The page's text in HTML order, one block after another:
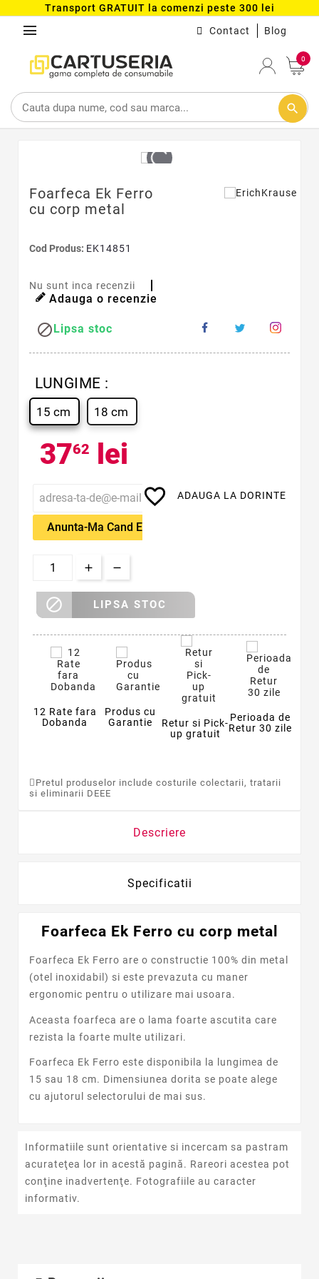
Transport GRATUIT la comenzi peste 300 lei
menu Contact Blog
0
search
Foarfeca Ek Ferro
cu corp metal
Cod Produs: EK14851
Nu sunt inca recenzii
Adauga o recenzie
Lipsa stoc
LUNGIME :
15 cm 18 cm
3762 lei
Anunta-Ma Cand Este Disponibil
favorite_border ADAUGA LA DORINTE
 LIPSA STOC
12 Rate fara
Dobanda
Produs cu
Garantie
Retur si Pick-
up gratuit
Perioada de
Retur 30 zile
Pretul produselor include costurile colectarii, tratarii
si eliminarii DEEE
Descriere
Specificatii
Foarfeca Ek Ferro cu corp metal
Foarfeca Ek Ferro are o constructie 100% din metal
(otel inoxidabil) si este prevazuta cu maner
ergonomic pentru o utilizare mai usoara.
Aceasta foarfeca are o lama foarte ascutita care
rezista la foarte multe utilizari.
Foarfeca Ek Ferro este disponibila la lungimea de
15 sau 18 cm. Dimensiunea dorita se poate alege
cu ajutorul selectorului de mai sus.
Informatiile sunt orientative si incercam sa pastram
acurateţea lor in acestă pagină. Rareori acestea pot
conţine inadvertenţe. Fotografiile au caracter
informativ.